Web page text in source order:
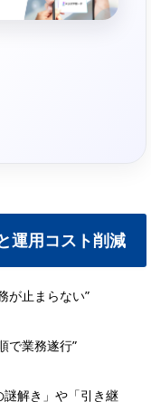
運用コスト削減
が止まらない”
で業務遂行”
解き」や「引き継